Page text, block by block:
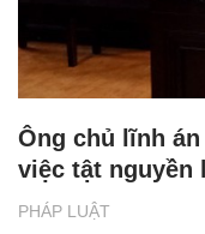
PHÁP LUẬT
Ông chủ lĩnh
việc tật nguyền